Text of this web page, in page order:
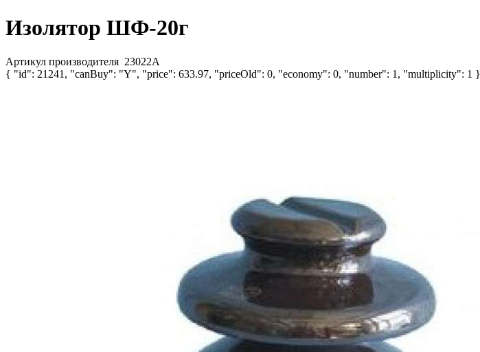
Изолятор ШФ-20г
Артикул производителя 23022А
{ "id": 21241, "canBuy": "Y", "price": 633.97, "priceOld": 0, "economy": 0, "number": 1, "multiplicity": 1 }